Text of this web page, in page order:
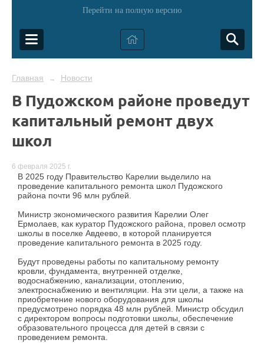
Перейти на полную версию
Главная → Новости
В Пудожском районе проведут
капитальный ремонт двух
школ
6 февраля 2025 г.
В 2025 году Правительство Карелии выделило на
проведение капитального ремонта школ Пудожского
района почти 96 млн рублей.
Министр экономического развития Карелии Олег
Ермолаев, как куратор Пудожского района, провел осмотр
школы в поселке Авдеево, в которой планируется
проведение капитального ремонта в 2025 году.
Будут проведены работы по капитальному ремонту
кровли, фундамента, внутренней отделке,
водоснабжению, канализации, отоплению,
электроснабжению и вентиляции. На эти цели, а также на
приобретение нового оборудования для школы
предусмотрено порядка 48 млн рублей. Министр обсудил
с директором вопросы подготовки школы, обеспечение
образовательного процесса для детей в связи с
проведением ремонта.